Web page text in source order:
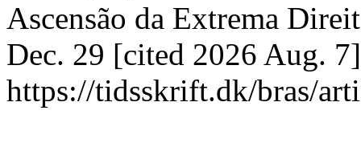
Ascensão da Extrema
Dec. 29 [cited 2026 Aug.
https://tidsskrift.dk/bras/